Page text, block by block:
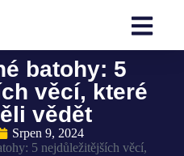
batohy: 5
věcí, které
vědět
Srpen 9, 2024
5 nejdůležitějších věcí,